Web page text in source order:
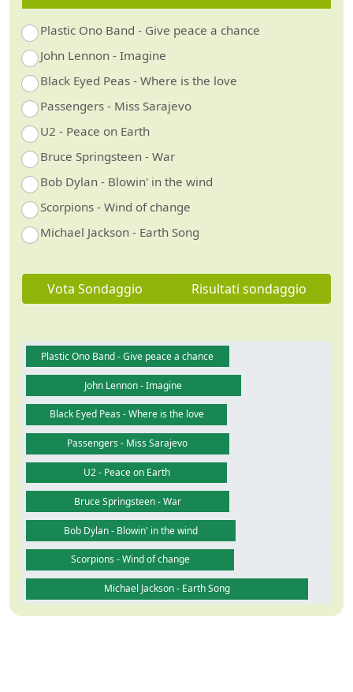
Plastic Ono Band - Give peace a chance
John Lennon - Imagine
Black Eyed Peas - Where is the love
Passengers - Miss Sarajevo
U2 - Peace on Earth
Bruce Springsteen - War
Bob Dylan - Blowin' in the wind
Scorpions - Wind of change
Michael Jackson - Earth Song
Vota Sondaggio Risultati sondaggio
Plastic Ono Band - Give peace a chance
John Lennon - Imagine
Black Eyed Peas - Where is the love
Passengers - Miss Sarajevo
U2 - Peace on Earth
Bruce Springsteen - War
Bob Dylan - Blowin' in the wind
Scorpions - Wind of change
Michael Jackson - Earth Song